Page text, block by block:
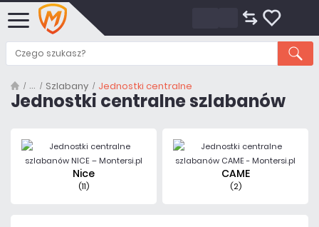
Szlabany Jednostki centralne
Jednostki centralne szlabanów
Nice
(11)
CAME
(2)